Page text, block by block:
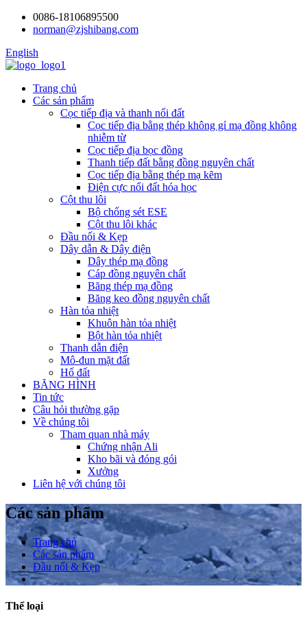
0086-18106895500
norman@zjshibang.com
English
Trang chủ
Các sản phẩm
Cọc tiếp địa và thanh nối đất
Cọc tiếp địa bằng thép không gỉ mạ đồng không
nhiễm từ
Cọc tiếp địa bọc đồng
Thanh tiếp đất bằng đồng nguyên chất
Cọc tiếp địa bằng thép mạ kẽm
Điện cực nối đất hóa học
Cột thu lôi
Bộ chống sét ESE
Cột thu lôi khác
Đầu nối & Kẹp
Dây dẫn & Dây điện
Dây thép mạ đồng
Cáp đồng nguyên chất
Băng thép mạ đồng
Băng keo đồng nguyên chất
Hàn tỏa nhiệt
Khuôn hàn tỏa nhiệt
Bột hàn tỏa nhiệt
Thanh dẫn điện
Mô-đun mặt đất
Hố đất
BĂNG HÌNH
Tin tức
Câu hỏi thường gặp
Về chúng tôi
Tham quan nhà máy
Chứng nhận Ali
Kho bãi và đóng gói
Xưởng
Liên hệ với chúng tôi
Các sản phẩm
Trang chủ
Các sản phẩm
Đầu nối & Kẹp
Thể loại